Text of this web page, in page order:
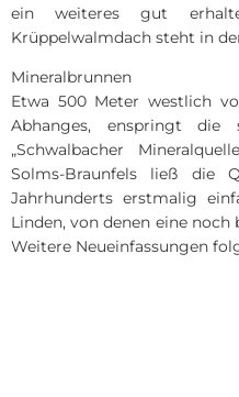
ein weiteres gut
Krüppelwalmdach steht in
Mineralbrunnen
Etwa 500 Meter westlich
Abhanges, enspringt die
„Schwalbacher
Solms-Braunfels ließ die
Jahrhunderts erstmalig
Linden, von denen eine
Weitere Neueinfassungen